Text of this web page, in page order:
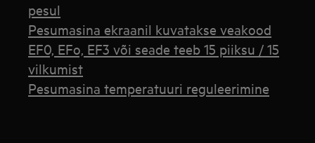
pesul
Pesumasina ekraanil kuvatakse veakood
EF0, EFo, EF3 või seade teeb 15 piiksu / 15
vilkumist
Pesumasina temperatuuri reguleerimine